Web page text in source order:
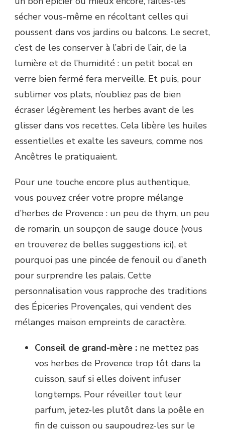
sécher vous-même en récoltant celles qui
poussent dans vos jardins ou balcons. Le secret,
c’est de les conserver à l’abri de l’air, de la
lumière et de l’humidité : un petit bocal en
verre bien fermé fera merveille. Et puis, pour
sublimer vos plats, n’oubliez pas de bien
écraser légèrement les herbes avant de les
glisser dans vos recettes. Cela libère les huiles
essentielles et exalte les saveurs, comme nos
Ancêtres le pratiquaient.
Pour une touche encore plus authentique,
vous pouvez créer votre propre mélange
d’herbes de Provence : un peu de thym, un peu
de romarin, un soupçon de sauge douce (vous
en trouverez de belles suggestions ici), et
pourquoi pas une pincée de fenouil ou d’aneth
pour surprendre les palais. Cette
personnalisation vous rapproche des traditions
des Épiceries Provençales, qui vendent des
mélanges maison empreints de caractère.
Conseil de grand-mère : ne mettez pas
vos herbes de Provence trop tôt dans la
cuisson, sauf si elles doivent infuser
longtemps. Pour réveiller tout leur
parfum, jetez-les plutôt dans la poêle en
fin de cuisson ou saupoudrez-les sur le